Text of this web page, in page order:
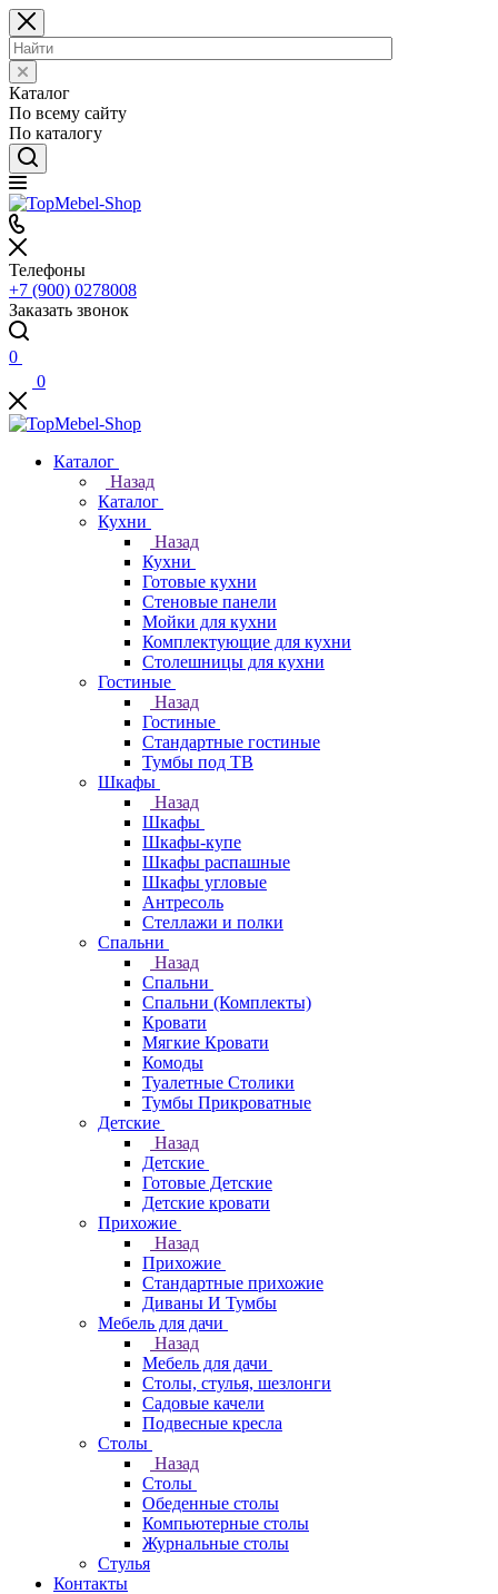
Каталог
По всему сайту
По каталогу
Телефоны
+7 (900) 0278008
Заказать звонок
0
0
Каталог
Назад
Каталог
Кухни
Назад
Кухни
Готовые кухни
Стеновые панели
Мойки для кухни
Комплектующие для кухни
Столешницы для кухни
Гостиные
Назад
Гостиные
Стандартные гостиные
Тумбы под ТВ
Шкафы
Назад
Шкафы
Шкафы-купе
Шкафы распашные
Шкафы угловые
Антресоль
Стеллажи и полки
Спальни
Назад
Спальни
Спальни (Комплекты)
Кровати
Мягкие Кровати
Комоды
Туалетные Столики
Тумбы Прикроватные
Детские
Назад
Детские
Готовые Детские
Детские кровати
Прихожие
Назад
Прихожие
Стандартные прихожие
Диваны И Тумбы
Мебель для дачи
Назад
Мебель для дачи
Столы, стулья, шезлонги
Садовые качели
Подвесные кресла
Столы
Назад
Столы
Обеденные столы
Компьютерные столы
Журнальные столы
Стулья
Контакты